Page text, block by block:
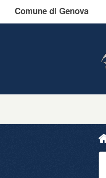
Comune di Genova